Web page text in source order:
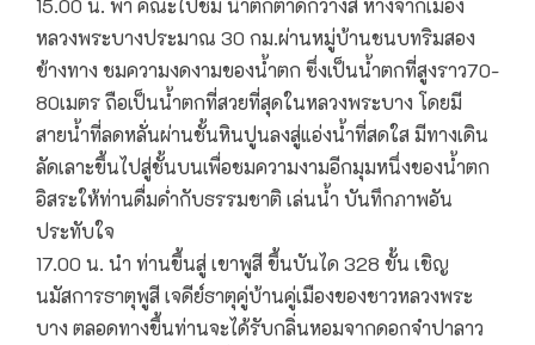
หลวงพระบางประมาณ 30 กม.ผ่านหมู่บ้านชนบทริมสอง
ข้างทาง ชมความงดงามของน้ำตก ซึ่งเป็นน้ำตกที่สูงราว70-
80เมตร ถือเป็นน้ำตกที่สวยที่สุดในหลวงพระบาง โดยมี
สายน้ำที่ลดหลั่นผ่านชั้นหินปูนลงสู่แอ่งน้ำที่สดใส มีทางเดิน
ลัดเลาะขึ้นไปสู่ชั้นบนเพื่อชมความงามอีกมุมหนึ่งของน้ำตก
อิสระให้ท่านดื่มด่ำกับธรรมชาติ เล่นน้ำ บันทึกภาพอัน
ประทับใจ
17.00 น. นำ ท่านขึ้นสู่ เขาพูสี ขึ้นบันได 328 ขั้น เชิญ
นมัสการธาตุพูสี เจดีย์ธาตุคู่บ้านคู่เมืองของชาวหลวงพระ
บาง ตลอดทางขึ้นท่านจะได้รับกลิ่นหอมจากดอกจำปาลาว